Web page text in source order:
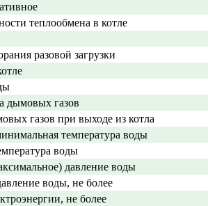
теплообмена в котле
разовой загрузки
дымовых газов
газов при выходе из котла
температура воды
воды
давление воды
воды, не более
не более